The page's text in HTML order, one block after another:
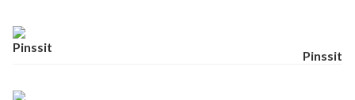
Pinssit